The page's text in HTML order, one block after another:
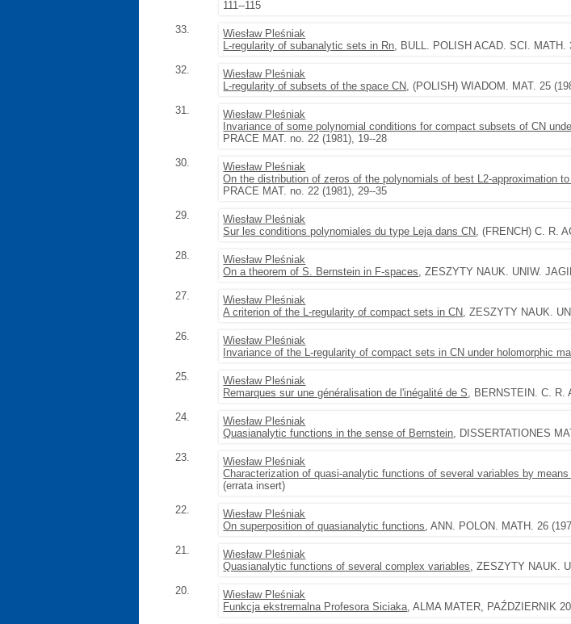
111--115
33.
Wiesław Pleśniak
L-regularity of subanalytic sets in Rn, BULL. POLISH ACAD. SCI. MATH.
32.
Wiesław Pleśniak
L-regularity of subsets of the space CN, (POLISH) WIADOM. MAT. 25
31.
Wiesław Pleśniak
Invariance of some polynomial conditions for compact subsets of CN
PRACE MAT. no. 22 (1981), 19--28
30.
Wiesław Pleśniak
On the distribution of zeros of the polynomials of best L2-approximation
PRACE MAT. no. 22 (1981), 29--35
29.
Wiesław Pleśniak
Sur les conditions polynomiales du type Leja dans CN, (FRENCH) C. R.
28.
Wiesław Pleśniak
On a theorem of S. Bernstein in F-spaces, ZESZYTY NAUK. UNIW.
27.
Wiesław Pleśniak
A criterion of the L-regularity of compact sets in CN, ZESZYTY NAUK.
26.
Wiesław Pleśniak
Invariance of the L-regularity of compact sets in CN under holomorphic
25.
Wiesław Pleśniak
Remarques sur une généralisation de l'inégalité de S, BERNSTEIN. C. R.
24.
Wiesław Pleśniak
Quasianalytic functions in the sense of Bernstein, DISSERTATIONES
23.
Wiesław Pleśniak
Characterization of quasi-analytic functions of several variables by
(errata insert)
22.
Wiesław Pleśniak
On superposition of quasianalytic functions, ANN. POLON. MATH. 26
21.
Wiesław Pleśniak
Quasianalytic functions of several complex variables, ZESZYTY NAUK.
20.
Wiesław Pleśniak
Funkcja ekstremalna Profesora Siciaka, ALMA MATER, PAŹDZIERNIK